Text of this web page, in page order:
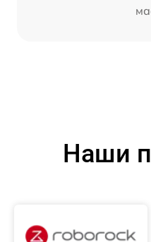
Наши